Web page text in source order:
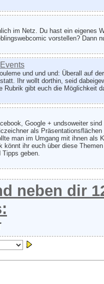
im Netz. Du hast ein eigenes
vorstellen? Dann
und und und: Überall auf
Ihr wollt dorthin, seid
Rubrik gibt euch die Möglichkeit
Google + undsoweiter sind
als
man im Umgang mit ihnen als
könnt ihr euch über diese
Tipps geben.
neben dir